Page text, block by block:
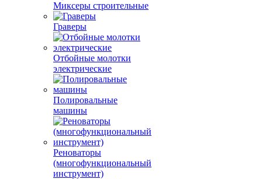
Миксеры строительные
Граверы
Отбойные молотки
электрические
Полировальные
машины
Реноваторы
(многофункциональный
инструмент)